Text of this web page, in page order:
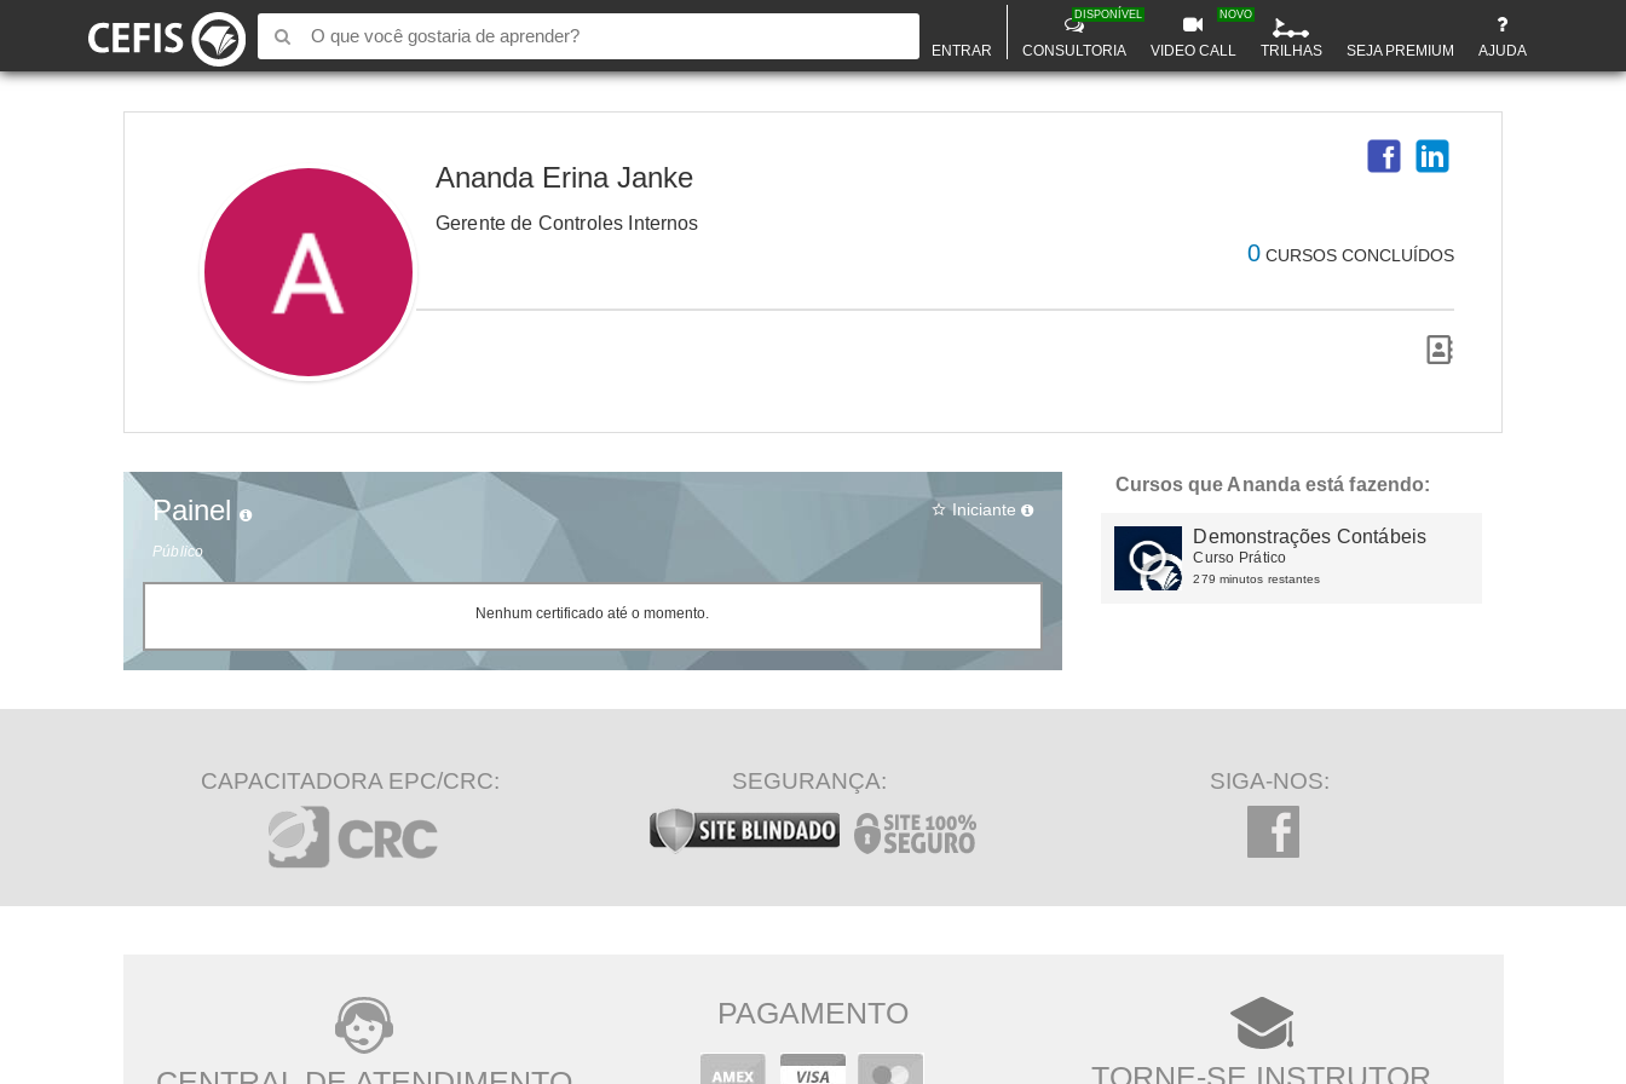
ENTRAR CONSULTORIA
DISPONÍVEL
VIDEO CALL
NOVO
TRILHAS SEJA PREMIUM AJUDA
Ananda Erina Janke
Gerente de Controles Internos
0 CURSOS CONCLUÍDOS
Painel
Público
star_border Iniciante
Nenhum certificado até o momento.
Cursos que Ananda está fazendo:
Demonstrações Contábeis
Curso Prático
279 minutos restantes
CAPACITADORA EPC/CRC: SEGURANÇA: SIGA-NOS:
PAGAMENTO
TORNE-SE INSTRUTOR